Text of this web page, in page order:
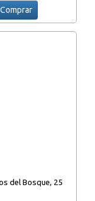
Comprar
del Bosque, 25